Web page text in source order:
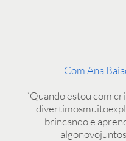
Com Ana
“Quando estou com
brincando e